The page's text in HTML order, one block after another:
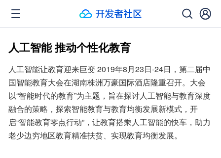
人工智能 推动个性化教育
人工智能让教育迎来巨变 2019年8月23日-24日，第二届中
国智能教育大会在湖南株洲万豪国际酒店隆重召开。大会
以“智能时代的教育”为主题，旨在探讨人工智能与教育深度
融合的策略，探索智能教育与教育均衡发展新模式，开
启“智能教育零点行动”，让教育搭乘人工智能的快车，助力
老少边穷地区教育精准扶贫、实现教育均衡发展。